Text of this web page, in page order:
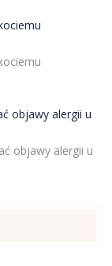
objawy alergii u
objawy alergii u